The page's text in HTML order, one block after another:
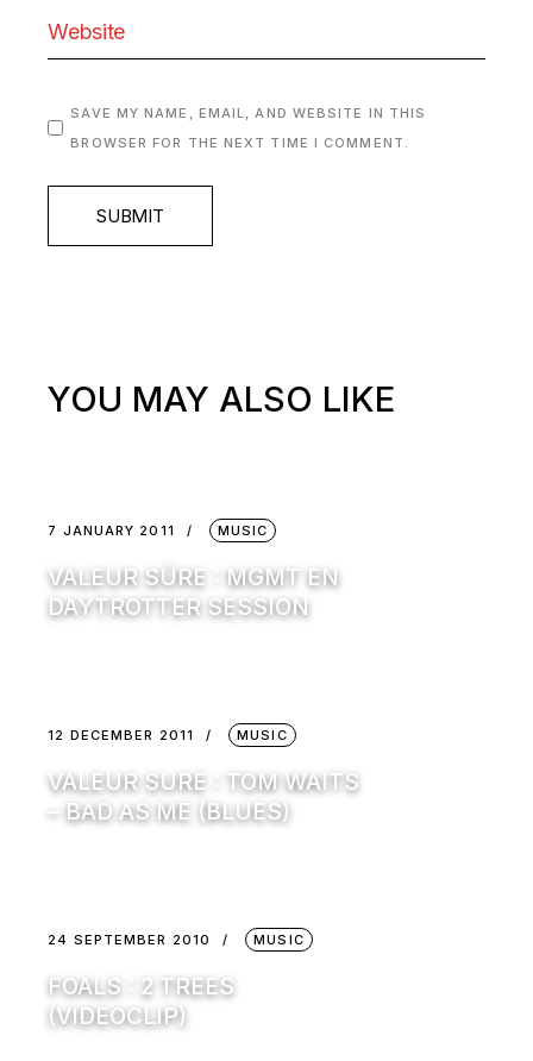
SAVE MY NAME, EMAIL, AND WEBSITE IN THIS
BROWSER FOR THE NEXT TIME I COMMENT.
SUBMIT
YOU MAY ALSO LIKE
7 JANUARY 2011 MUSIC
VALEUR SÛRE : MGMT EN
DAYTROTTER SESSION
12 DECEMBER 2011 MUSIC
VALEUR SURE : TOM WAITS
– BAD AS ME (BLUES)
24 SEPTEMBER 2010 MUSIC
FOALS : 2 TREES
(VIDEOCLIP)